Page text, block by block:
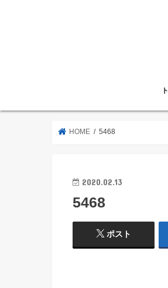
HOME 5468
2020.02.13
5468
ポスト